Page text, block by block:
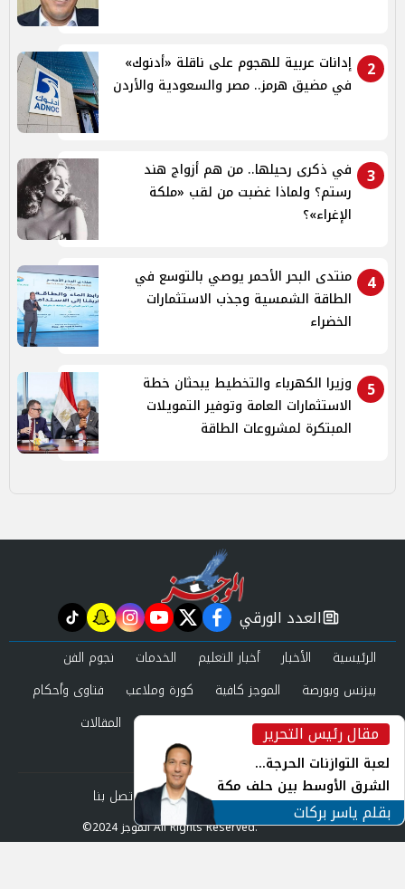
2
إدانات عربية للهجوم على ناقلة «أدنوك»
في مضيق هرمز.. مصر والسعودية والأردن
3
في ذكرى رحيلها.. من هم أزواج هند
رستم؟ ولماذا غضبت من لقب «ملكة
الإغراء»؟
4
منتدى البحر الأحمر يوصي بالتوسع في
الطاقة الشمسية وجذب الاستثمارات
الخضراء
5
وزيرا الكهرباء والتخطيط يبحثان خطة
الاستثمارات العامة وتوفير التمويلات
المبتكرة لمشروعات الطاقة
مقال رئيس التحرير
لعبة التوازنات الحرجة...
الشرق الأوسط بين حلف مكة
ورياح طهران
بقلم ياسر بركات
newspaper
العدد الورقي facebook
twitter
youtube
instagram
snapchat
tiktok
الرئيسية الأخبار أخبار التعليم الخدمات
نجوم الفن
بيزنس وبورصة
الموجز كافية كورة وملاعب
فتاوى وأحكام
صحة وجمال
عرب وعالم حوادث ومحاكم
المقالات
العدد الورقي
من نحن
سياسة الخصوصية اتصل بنا
©2024 الموجز All Rights Reserved.